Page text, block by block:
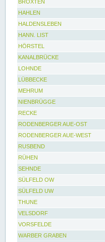
BROXTEN
HAHLEN
HALDENSLEBEN
HANN. LIST
HÖRSTEL
KANALBRÜCKE
LOHNDE
LÜBBECKE
MEHRUM
NIENBRÜGGE
RECKE
RODENBERGER AUE-OST
RODENBERGER AUE-WEST
RUSBEND
RÜHEN
SEHNDE
SÜLFELD OW
SÜLFELD UW
THUNE
VELSDORF
VORSFELDE
WARBER GRABEN